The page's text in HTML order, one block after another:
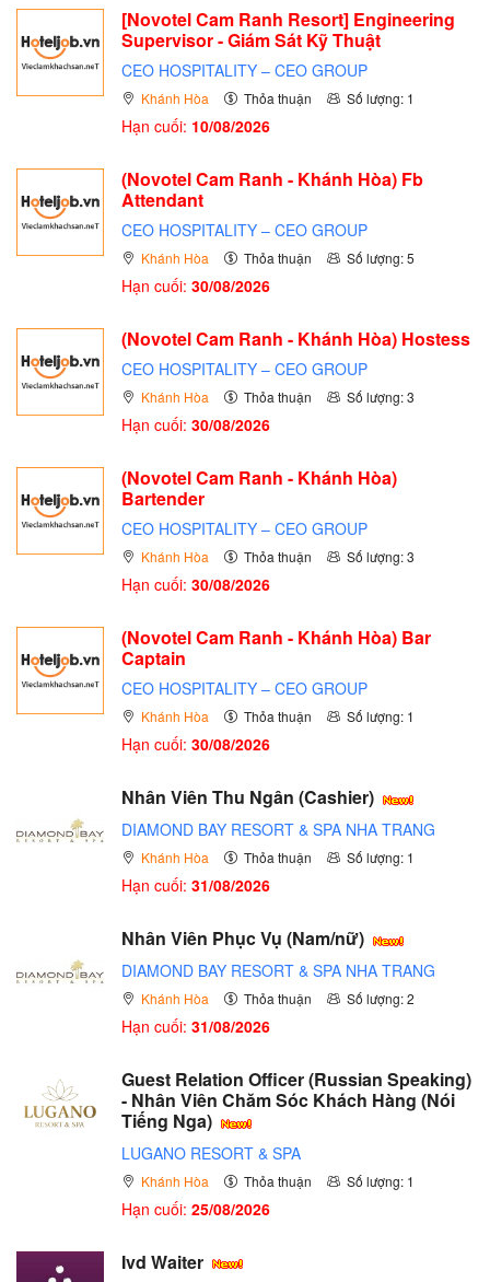
[Novotel Cam Ranh Resort] Engineering
Supervisor - Giám Sát Kỹ Thuật
CEO HOSPITALITY – CEO GROUP
Khánh Hòa Thỏa thuận Số lượng: 1
Hạn cuối: 10/08/2026
(Novotel Cam Ranh - Khánh Hòa) Fb
Attendant
CEO HOSPITALITY – CEO GROUP
Khánh Hòa Thỏa thuận Số lượng: 5
Hạn cuối: 30/08/2026
(Novotel Cam Ranh - Khánh Hòa) Hostess
CEO HOSPITALITY – CEO GROUP
Khánh Hòa Thỏa thuận Số lượng: 3
Hạn cuối: 30/08/2026
(Novotel Cam Ranh - Khánh Hòa)
Bartender
CEO HOSPITALITY – CEO GROUP
Khánh Hòa Thỏa thuận Số lượng: 3
Hạn cuối: 30/08/2026
(Novotel Cam Ranh - Khánh Hòa) Bar
Captain
CEO HOSPITALITY – CEO GROUP
Khánh Hòa Thỏa thuận Số lượng: 1
Hạn cuối: 30/08/2026
Nhân Viên Thu Ngân (Cashier)
DIAMOND BAY RESORT & SPA NHA TRANG
Khánh Hòa Thỏa thuận Số lượng: 1
Hạn cuối: 31/08/2026
Nhân Viên Phục Vụ (Nam/nữ)
DIAMOND BAY RESORT & SPA NHA TRANG
Khánh Hòa Thỏa thuận Số lượng: 2
Hạn cuối: 31/08/2026
Guest Relation Officer (Russian Speaking)
- Nhân Viên Chăm Sóc Khách Hàng (Nói
Tiếng Nga)
LUGANO RESORT & SPA
Khánh Hòa Thỏa thuận Số lượng: 1
Hạn cuối: 25/08/2026
Ivd Waiter